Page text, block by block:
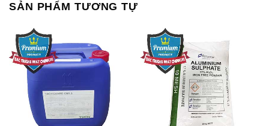
SẢN PHẨM TƯƠNG TỰ